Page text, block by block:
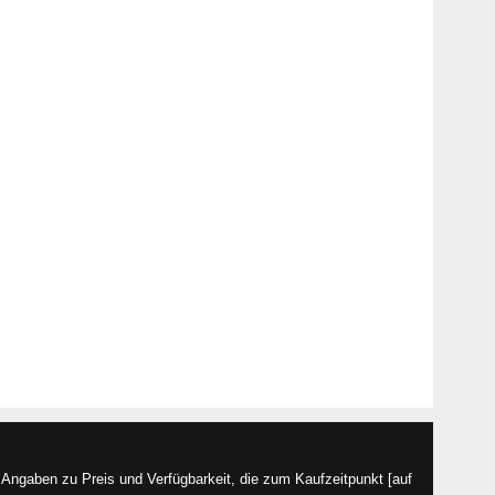
zu Preis und Verfügbarkeit, die zum Kaufzeitpunkt [auf